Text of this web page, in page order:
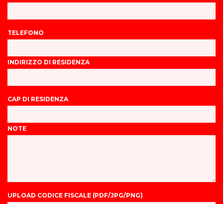
TELEFONO
INDIRIZZO DI RESIDENZA
CAP DI RESIDENZA
NOTE
UPLOAD CODICE FISCALE (PDF/JPG/PNG)